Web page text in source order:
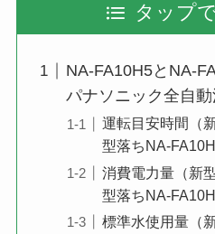
タップ
NA-FA10H5とNA-
パナソニック全自
運転目安時間（
型落ちNA-
消費電力量（新
型落ちNA-
標準水使用量（